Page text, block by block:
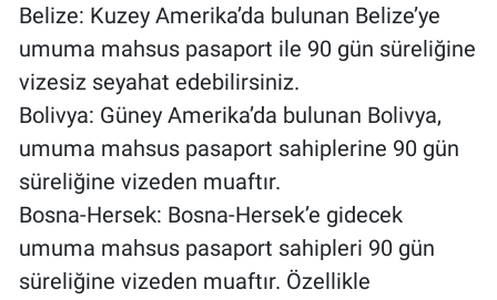
Belize: Kuzey Amerika’da bulunan Belize’ye
umuma mahsus pasaport ile 90 gün süreliğine
vizesiz seyahat edebilirsiniz.
Bolivya: Güney Amerika’da bulunan Bolivya,
umuma mahsus pasaport sahiplerine 90 gün
süreliğine vizeden muaftır.
Bosna-Hersek: Bosna-Hersek’e gidecek
umuma mahsus pasaport sahipleri 90 gün
süreliğine vizeden muaftır. Özellikle